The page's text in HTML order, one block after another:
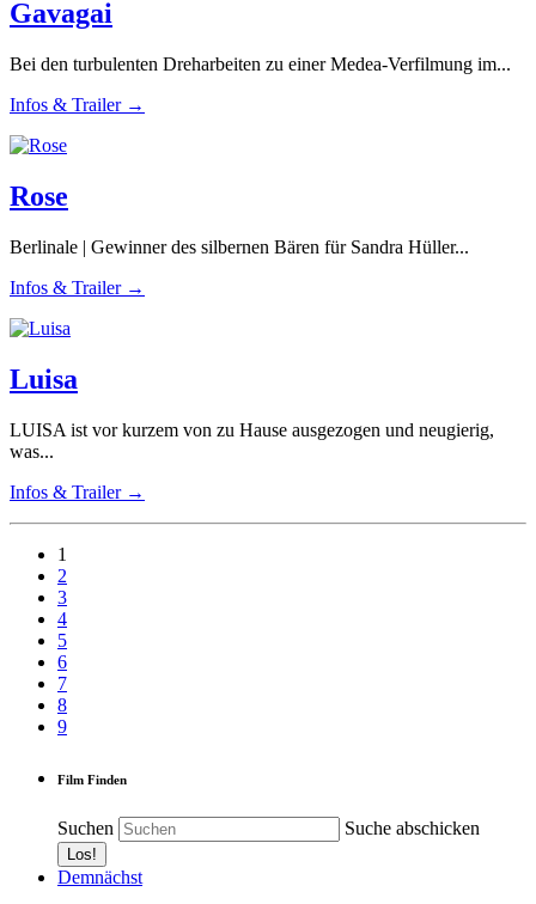
Gavagai
Bei den turbulenten Dreharbeiten zu einer Medea-Verfilmung im...
Infos & Trailer →
Rose
Berlinale | Gewinner des silbernen Bären für Sandra Hüller...
Infos & Trailer →
Luisa
LUISA ist vor kurzem von zu Hause ausgezogen und neugierig,
was...
Infos & Trailer →
1
2
3
4
5
6
7
8
9
Film Finden
Suchen Suche abschicken
Demnächst